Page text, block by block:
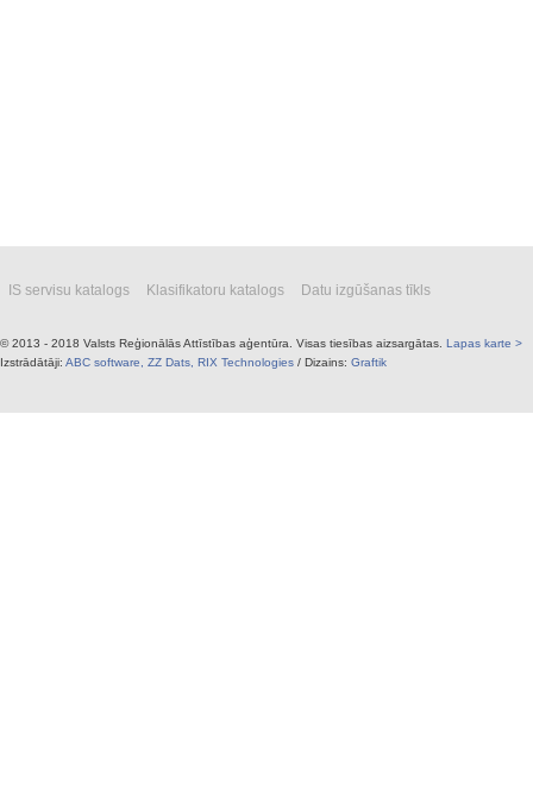
IS servisu katalogs Klasifikatoru katalogs Datu izgūšanas tīkls
© 2013 - 2018 Valsts Reģionālās Attīstības aģentūra. Visas tiesības aizsargātas. Lapas karte >
Izstrādātāji: ABC software, ZZ Dats, RIX Technologies / Dizains: Graftik